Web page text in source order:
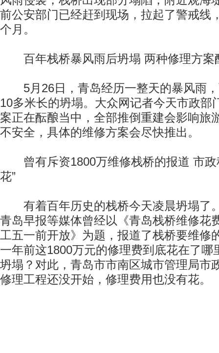
前公安部门已经赶到现场，拉起了警戒线
个月。
百年栈桥暴风雨后坍塌 两种修理方案
5月26日，青岛经历一整天的暴风雨，
10多米长的坍塌。大众网记者今天市政部
案正在酝酿当中，全部推倒重建会影响旅
不安全，具体的维修方案会尽快推出。
曾有斥资1800万维修栈桥的报道 市政
花”
有着百年历史的栈桥今天凌晨坍塌了
青岛早报等媒体曾经以《青岛栈桥维修花
工五一前开放》为题，报道了栈桥要维修
一年前这1800万元的修理费到底花在了哪
坍塌？对此，青岛市市南区城市管理局市
修理工程还没开始，修理费用也没有花。